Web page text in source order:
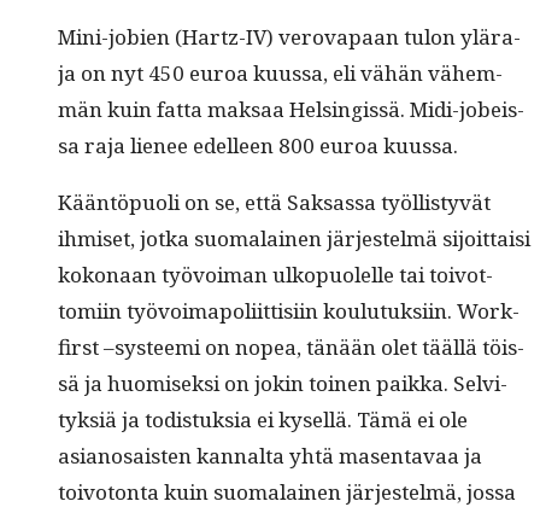
Mini-jobi­en (Hartz-IV) verova­paan tulon ylära­
ja on nyt 450 euroa kuus­sa, eli vähän vähem­
män kuin fat­ta mak­saa Helsingis­sä. Midi-jobeis­
sa raja lie­nee edelleen 800 euroa kuussa.
Kään­töpuoli on se, että Sak­sas­sa työl­listyvät
ihmiset, jot­ka suo­ma­lainen jär­jestelmä sijoit­taisi
kokon­aan työvoiman ulkop­uolelle tai toiv­ot­
tomi­in työvoimapoli­it­tisi­in koulu­tuk­si­in. Work-
first –sys­tee­mi on nopea, tänään olet tääl­lä töis­
sä ja huomisek­si on jokin toinen paik­ka. Selvi­
tyk­siä ja todis­tuk­sia ei kysel­lä. Tämä ei ole
asiano­sais­ten kannal­ta yhtä masen­tavaa ja
toiv­o­ton­ta kuin suo­ma­lainen jär­jestelmä, jos­sa